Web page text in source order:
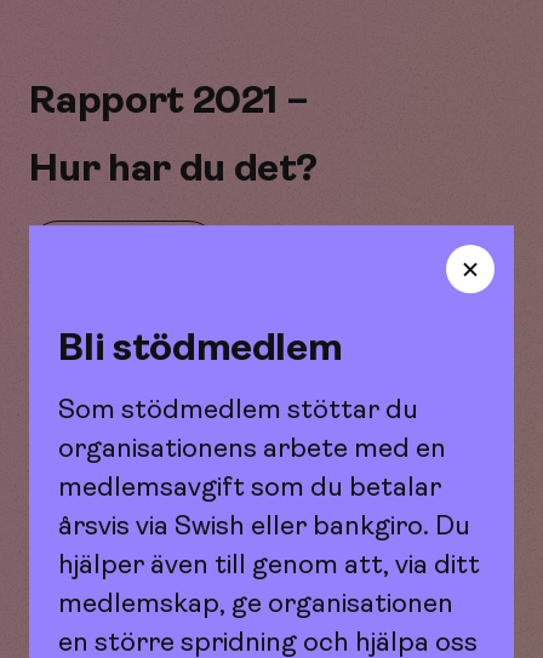
Bli stödmedlem
Som stödmedlem stöttar du
organisationens arbete med en
medlemsavgift som du betalar
årsvis via Swish eller bankgiro. Du
hjälper även till genom att, via ditt
medlemskap, ge organisationen
en större spridning och hjälpa oss
Rapport 2021 –
Hur har du det?
Rapport 2020-
Är du okej?
Till rapport